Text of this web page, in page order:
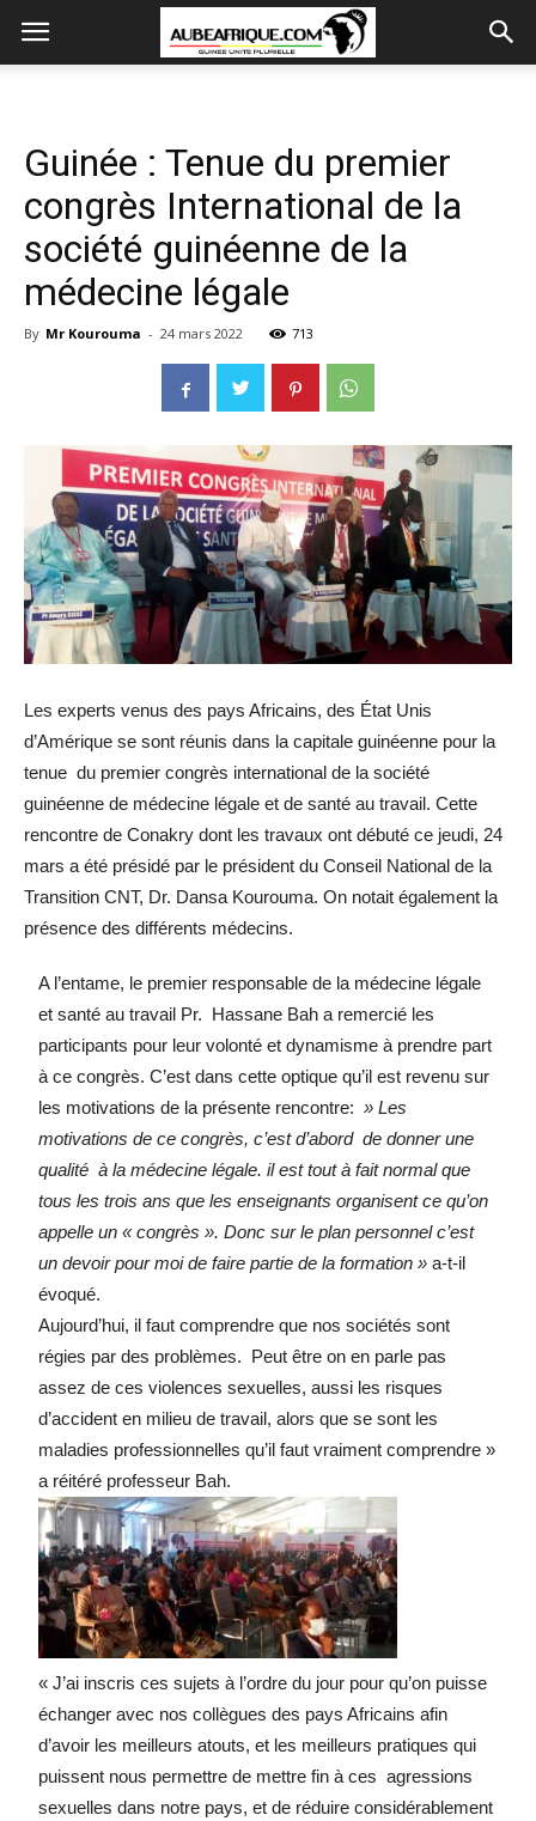
Guinée : Tenue du premier
congrès International de la
société guinéenne de la
médecine légale
By Mr Kourouma - 24 mars 2022 713
Les experts venus des pays Africains, des État Unis
d’Amérique se sont réunis dans la capitale guinéenne pour la
tenue du premier congrès international de la société
guinéenne de médecine légale et de santé au travail. Cette
rencontre de Conakry dont les travaux ont débuté ce jeudi, 24
mars a été présidé par le président du Conseil National de la
Transition CNT, Dr. Dansa Kourouma. On notait également la
présence des différents médecins.
A l’entame, le premier responsable de la médecine légale
et santé au travail Pr. Hassane Bah a remercié les
participants pour leur volonté et dynamisme à prendre part
à ce congrès. C’est dans cette optique qu’il est revenu sur
les motivations de la présente rencontre: » Les
motivations de ce congrès, c’est d’abord de donner une
qualité à la médecine légale. il est tout à fait normal que
tous les trois ans que les enseignants organisent ce qu’on
appelle un « congrès ». Donc sur le plan personnel c’est
un devoir pour moi de faire partie de la formation »a-t-il
évoqué.
Aujourd’hui, il faut comprendre que nos sociétés sont
régies par des problèmes. Peut être on en parle pas
assez de ces violences sexuelles, aussi les risques
d’accident en milieu de travail, alors que se sont les
maladies professionnelles qu’il faut vraiment comprendre »
a réitéré professeur Bah.
« J’ai inscris ces sujets à l’ordre du jour pour qu’on puisse
échanger avec nos collègues des pays Africains afin
d’avoir les meilleurs atouts, et les meilleurs pratiques qui
puissent nous permettre de mettre fin à ces agressions
sexuelles dans notre pays, et de réduire considérablement